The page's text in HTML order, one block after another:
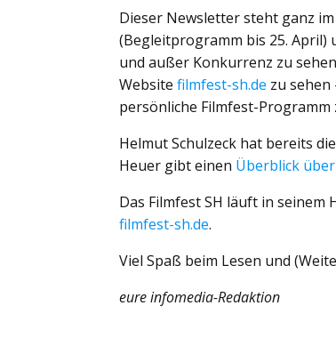
Dieser Newsletter steht ganz im
(Begleitprogramm bis 25. April)
und außer Konkurrenz zu
Websitefilmfest-sh.de zu
persönliche Filmfest-Programm
Helmut Schulzeck hat bereits
Heuer gibt einen Überblick
Das Filmfest SH läuft in
filmfest-sh.de.
Viel Spaß beim Lesen und
eure infomedia-Redaktion